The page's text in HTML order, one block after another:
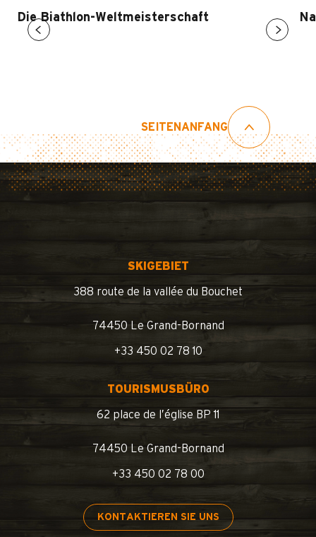
Die Biathlon-Weltmeisterschaft
SEITENANFANG
SKIGEBIET
388 route de la vallée du Bouchet
74450 Le Grand-Bornand
+33 450 02 78 10
TOURISMUSBÜRO
62 place de l’église BP 11
74450 Le Grand-Bornand
+33 450 02 78 00
KONTAKTIEREN SIE UNS